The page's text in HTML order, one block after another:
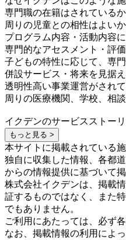
専門職の在籍はされている
周りの児童との相性はよい
プログラム内容・活動内容
専門的なアセスメント・評
子どもの特性に応じて、専
併設サービス・将来を見据
透明性高い事業運営がされ
周りの医療機関、学校、相
イクデンのサービスストー
もっと見る >
本サイトに掲載されている
独自に収集した情報、各都
からの情報提供に基づいて掲
株式会社イクデンは、掲載
証するものではなく、また
でもありません。
ご利用にあたっては、必ず
なお、掲載情報の利用によ